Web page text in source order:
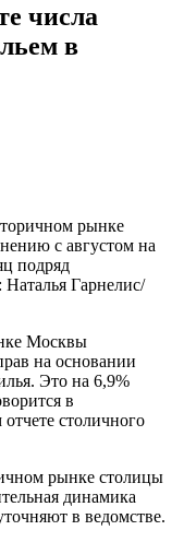
числа
в
рынке
с августом на
подряд
Гарнелис/
Москвы
на основании
Это на 6,9%
в
столичного
рынке столицы
динамика
в ведомстве.